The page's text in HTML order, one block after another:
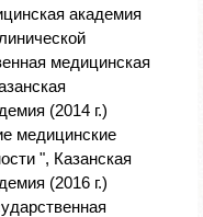
академия
медицинская
(2014 г.)
медицинские
", Казанская
(2016 г.)